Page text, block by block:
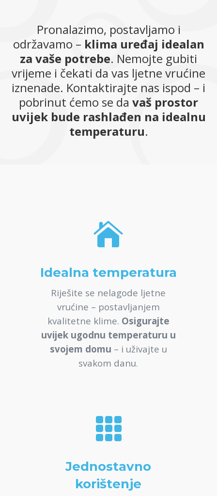
Pronalazimo, postavljamo i
održavamo – klima uređaj idealan
za vaše potrebe. Nemojte gubiti
vrijeme i čekati da vas ljetne vrućine
iznenade. Kontaktirajte nas ispod – i
pobrinut ćemo se da vaš prostor
uvijek bude rashlađen na idealnu
temperaturu.

Idealna temperatura
Riješite se nelagode ljetne
vrućine – postavljanjem
kvalitetne klime. Osigurajte
uvijek ugodnu temperaturu u
svojem domu – i uživajte u
svakom danu.

Jednostavno
korištenje